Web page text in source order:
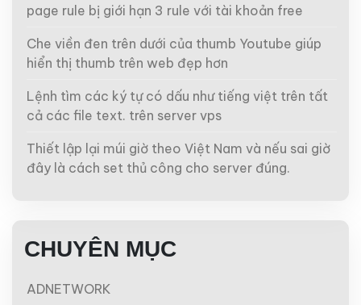
page rule bị giới hạn 3 rule với tài khoản free
Che viền đen trên dưới của thumb Youtube giúp
hiển thị thumb trên web đẹp hơn
Lệnh tìm các ký tự có dấu như tiếng việt trên tất
cả các file text. trên server vps
Thiết lập lại múi giờ theo Việt Nam và nếu sai giờ
đây là cách set thủ công cho server đúng.
CHUYÊN MỤC
ADNETWORK